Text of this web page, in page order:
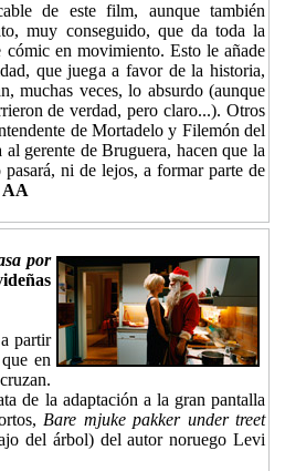
de este film, aunque también
muy conseguido, que da toda la
cómic en movimiento. Esto le añade
que juega a favor de la historia,
muchas veces, lo absurdo (aunque
de verdad, pero claro...). Otros
de Mortadelo y Filemón del
al gerente de Bruguera, hacen que la
ni de lejos, a formar parte de
AA
por
partir
en
de la adaptación a la gran pantalla
Bare mjuke pakker under treet
del árbol) del autor noruego Levi